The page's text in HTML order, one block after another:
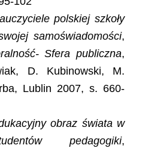
polskiej szkoły
samoświadomości,
Sfera publiczna,
D. Kubinowski, M.
Lublin 2007, s. 660-
obraz świata w
pedagogiki,